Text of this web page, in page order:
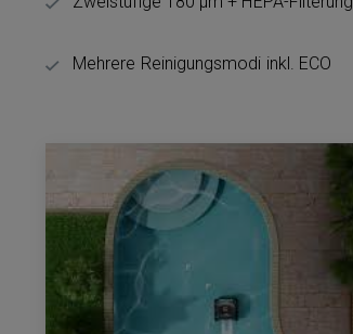
Mehrere Reinigungsmodi inkl. ECO